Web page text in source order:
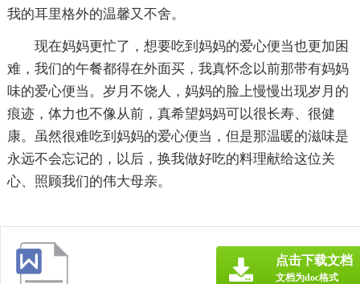
我的耳里格外的温馨又不舍。
现在妈妈更忙了，想要吃到妈妈的爱心便当也更加困
难，我们的午餐都得在外面买，我真怀念以前那带有妈妈
味的爱心便当。岁月不饶人，妈妈的脸上慢慢出现岁月的
痕迹，体力也不像从前，真希望妈妈可以很长寿、很健
康。虽然很难吃到妈妈的爱心便当，但是那温暖的滋味是
永远不会忘记的，以后，换我做好吃的料理献给这位关
心、照顾我们的伟大母亲。
点击下载文档
文档为doc格式